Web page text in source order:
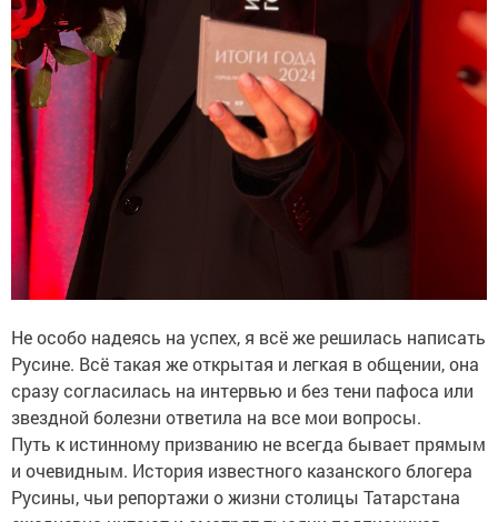
Не особо надеясь на успех, я всё же решилась написать
Русине. Всё такая же открытая и легкая в общении, она
сразу согласилась на интервью и без тени пафоса или
звездной болезни ответила на все мои вопросы.
Путь к истинному призванию не всегда бывает прямым
и очевидным. История известного казанского блогера
Русины, чьи репортажи о жизни столицы Татарстана